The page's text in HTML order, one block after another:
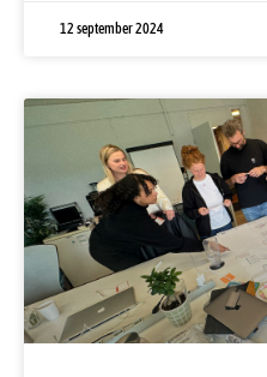
12 september 2024